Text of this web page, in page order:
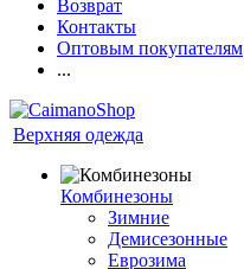
Возврат
Контакты
Оптовым покупателям
...
Верхняя одежда
Комбинезоны
Зимние
Демисезонные
Еврозима